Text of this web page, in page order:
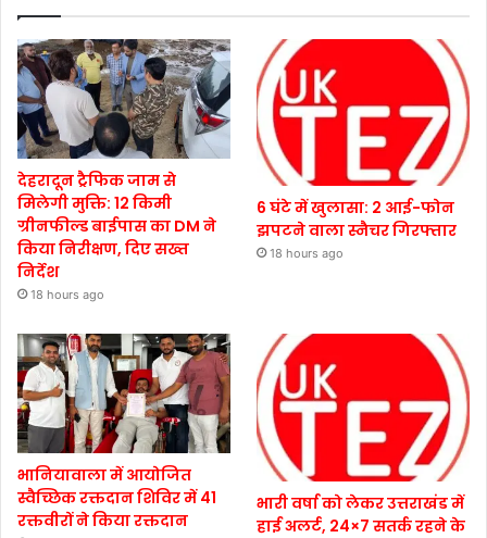
देहरादून ट्रैफिक जाम से
मिलेगी मुक्ति: 12 किमी
ग्रीनफील्ड बाईपास का DM ने
किया निरीक्षण, दिए सख्त
निर्देश
18 hours ago
6 घंटे में खुलासा: 2 आई-फोन
झपटने वाला स्नैचर गिरफ्तार
18 hours ago
भानियावाला में आयोजित
स्वैच्छिक रक्तदान शिविर में 41
रक्तवीरों ने किया रक्तदान
भारी वर्षा को लेकर उत्तराखंड में
हाई अलर्ट, 24×7 सतर्क रहने के